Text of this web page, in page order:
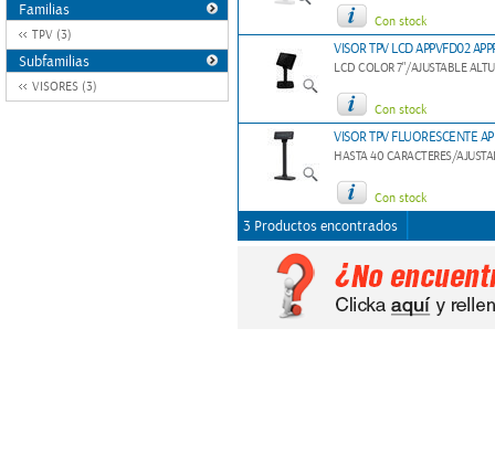
Familias
TPV (3)
Subfamilias
VISORES (3)
Con stock
VISOR TPV LCD APPVFD02
LCD COLOR 7"/AJUSTABLE
Con stock
VISOR TPV FLUORESCENTE
HASTA 40 CARACTERES/
Con stock
3 Productos encontrados